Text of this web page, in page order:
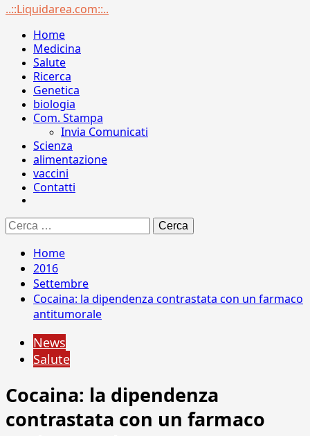
Menu
..::Liquidarea.com::..
Home
Medicina
Salute
Ricerca
Genetica
biologia
Com. Stampa
Invia Comunicati
Scienza
alimentazione
vaccini
Contatti
Ricerca
per:
Home
2016
Settembre
Cocaina: la dipendenza contrastata con un farmaco
antitumorale
News
Salute
Cocaina: la dipendenza
contrastata con un farmaco